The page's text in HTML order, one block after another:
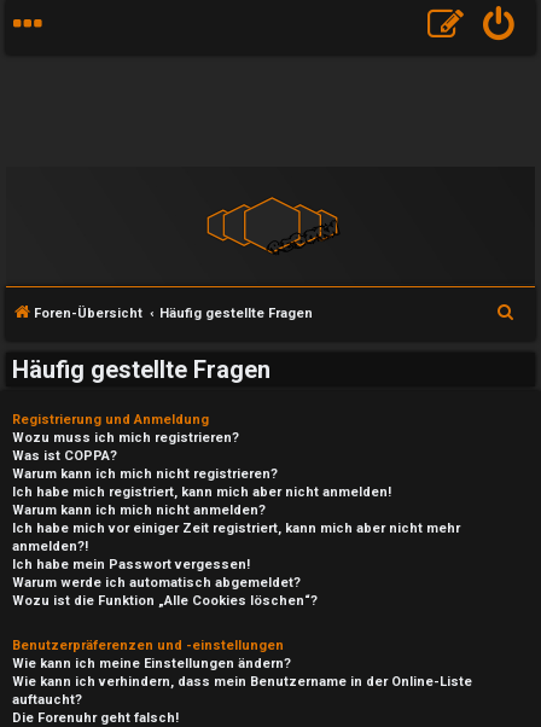
Foren-Übersicht Häufig gestellte Fragen
Häufig gestellte Fragen
Registrierung und Anmeldung
Wozu muss ich mich registrieren?
Was ist COPPA?
Warum kann ich mich nicht registrieren?
Ich habe mich registriert, kann mich aber nicht anmelden!
Warum kann ich mich nicht anmelden?
Ich habe mich vor einiger Zeit registriert, kann mich aber nicht mehr
anmelden?!
Ich habe mein Passwort vergessen!
Warum werde ich automatisch abgemeldet?
Wozu ist die Funktion „Alle Cookies löschen“?
Benutzerpräferenzen und -einstellungen
Wie kann ich meine Einstellungen ändern?
Wie kann ich verhindern, dass mein Benutzername in der Online-Liste
auftaucht?
Die Forenuhr geht falsch!